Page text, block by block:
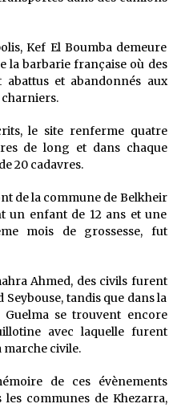
Kef El Boumba demeure
la barbarie française où des
abattus et abandonnés aux
charniers.
le site renferme quatre
de long et dans chaque
20 cadavres.
de la commune de Belkheir
un enfant de 12 ans et une
mois de grossesse, fut
Ahmed, des civils furent
Seybouse, tandis que dans la
se trouvent encore
avec laquelle furent
marche civile.
de ces évènements
communes de Khezarra,